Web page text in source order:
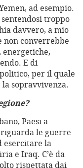
ad esempio.
troppo
davvero, a mio
non converrebbe
E di
per il quale
sopravvivenza.
Paesi a
le guerre
esercitare la
e Iraq. C’è da
rispettata dai